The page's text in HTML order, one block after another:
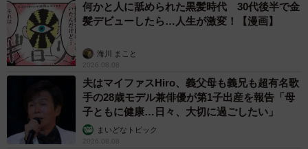
何かと人に舐められた黒髪時代 30代後半で金
髪デビューしたら…人生が激変！【漫画】
海川 まこと
2026.08.08
夫はマイファスHiro、義父母も義兄も超有名歌
手の28歳モデル兼俳優が第1子出産を報告「母
子ともに健康…日々、大切に過ごしたい」
まいどなトピック
2026.08.08